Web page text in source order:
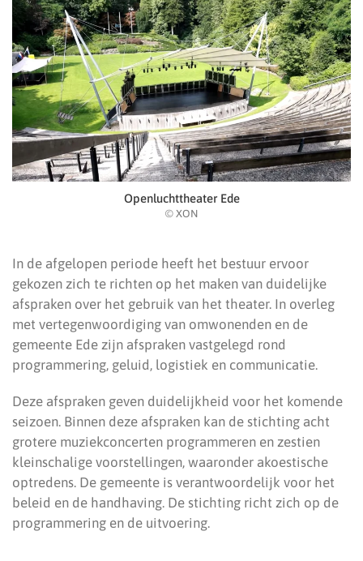
Openluchttheater Ede
© XON
In de afgelopen periode heeft het bestuur ervoor
gekozen zich te richten op het maken van duidelijke
afspraken over het gebruik van het theater. In overleg
met vertegenwoordiging van omwonenden en de
gemeente Ede zijn afspraken vastgelegd rond
programmering, geluid, logistiek en communicatie.
Deze afspraken geven duidelijkheid voor het komende
seizoen. Binnen deze afspraken kan de stichting acht
grotere muziekconcerten programmeren en zestien
kleinschalige voorstellingen, waaronder akoestische
optredens. De gemeente is verantwoordelijk voor het
beleid en de handhaving. De stichting richt zich op de
programmering en de uitvoering.